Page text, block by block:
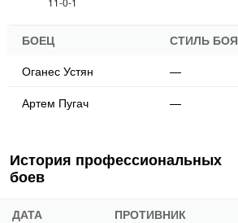
БОЕЦ СТИЛЬ БОЯ
Оганес Устян
—
Артем Пугач
—
История профессиональных
боев
ДАТА ПРОТИВНИК